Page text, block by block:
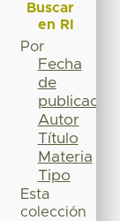
Buscar
en RI
Por
Fecha
de
publicación
Autor
Título
Materia
Tipo
Esta
colección